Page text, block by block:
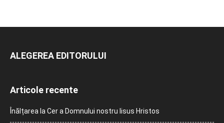
ALEGEREA EDITORULUI
Articole recente
Înălțarea la Cer a Domnului nostru Iisus Hristos